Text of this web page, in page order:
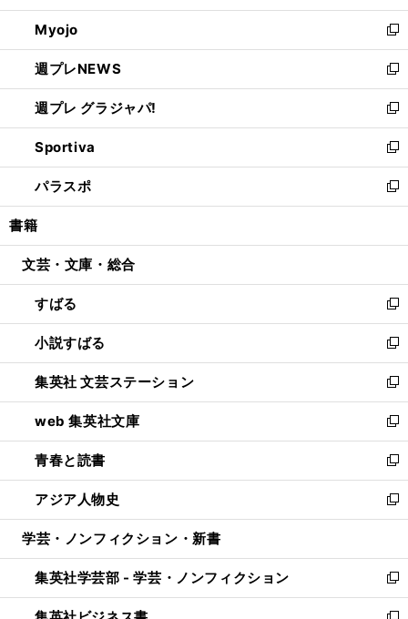
開
く
ウ
で
開
く
ン
ド
ウ
で
開
く
ウ
ィ
ン
ド
ウ
で
開
く
Myojo
新
し
い
ウ
ィ
ン
ド
ウ
で
開
週プレNEWS
新
し
い
ウ
ィ
ン
ド
ウ
開
週プレ グラジャパ!
新
し
い
ウ
ィ
ン
ウ
開
く
Sportiva
新
し
い
ウ
ン
ウ
で
開
く
パラスポ
新
し
ウ
ン
ド
ウ
で
開
く
書籍
文芸・文庫・総合
すばる
新
し
い
ウ
ィ
ン
ド
ウ
で
開
く
小説すばる
新
し
い
ウ
ィ
ン
ド
ウ
で
開
集英社 文芸ステーション
新
し
い
ウ
ィ
ン
ド
ウ
開
く
web 集英社文庫
新
し
い
ウ
ィ
ン
ウ
で
開
青春と読書
新
し
い
ウ
ン
ド
ウ
アジア人物史
新
し
ウ
ィ
ン
学芸・ノンフィクション・新書
集英社学芸部 - 学芸・ノンフィクション
新
し